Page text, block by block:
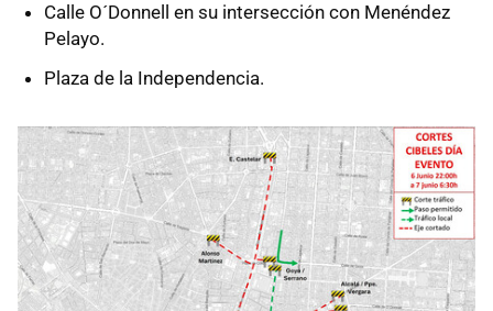
Calle O´Donnell en su intersección con Menéndez
Pelayo.
Plaza de la Independencia.